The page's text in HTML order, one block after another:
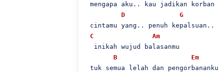
mengapa aku.. kau jadikan korban
D
G
cintamu yang.. penuh kepalsuan..
C
Am
  inikah wujud balasanmu
B
Em
tuk semua lelah dan